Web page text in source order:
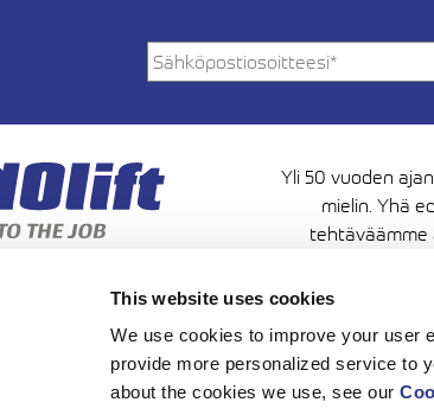
This website uses cookies
We use cookies to improve your user
provide more personalized service to
about the cookies we use, see our
Yli 50 vuoden
mielin. Yhä
tehtäväämme
Privacy